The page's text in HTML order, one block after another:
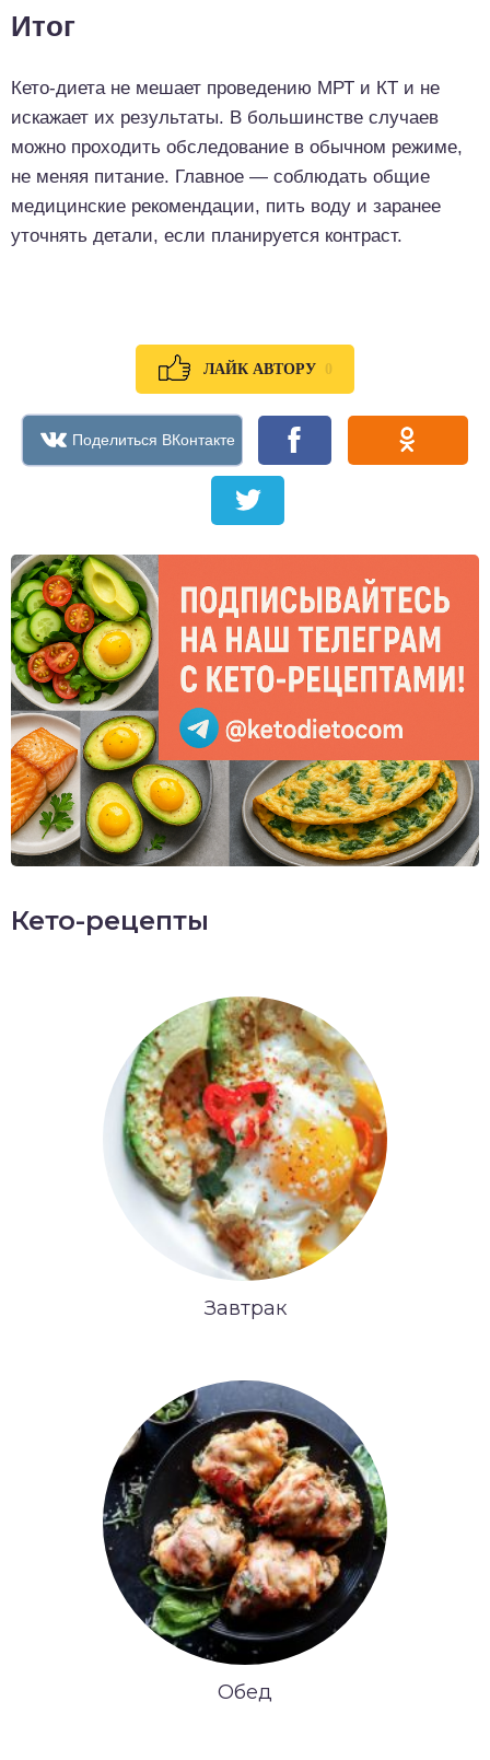
Итог
Кето-диета не мешает проведению МРТ и КТ и не
искажает их результаты. В большинстве случаев
можно проходить обследование в обычном режиме,
не меняя питание. Главное — соблюдать общие
медицинские рекомендации, пить воду и заранее
уточнять детали, если планируется контраст.
ЛАЙК АВТОРУ 0
Кето-рецепты
Завтрак
Обед